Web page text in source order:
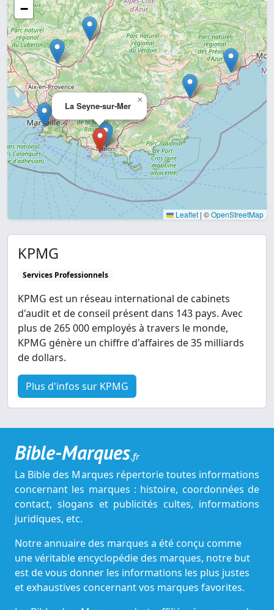
La Seyne-sur-Mer
×
−
Leaflet | ©OpenStreetMap
KPMG
Services Professionnels
KPMG est un réseau international de cabinets
d'audit et de conseil présent dans 143 pays. Avec
plus de 265 000 employés à travers le monde,
KPMG génère un chiffre d'affaires de 35 milliards
de dollars.
Plus d'infos sur KPMG
Bible-Marques.fr
La Bible des Marques répertorie toutes informations
concernant les marques : histoire, coordonnées de
contact, slogans et publicités cultes, informations
juridiques, etc.
Notre annuaire des marques a été conçu comme
une véritable encyclopédie des marques, notre but
est de vous donner les informations les plus justes
et exhaustives concernant vos marques favorites.